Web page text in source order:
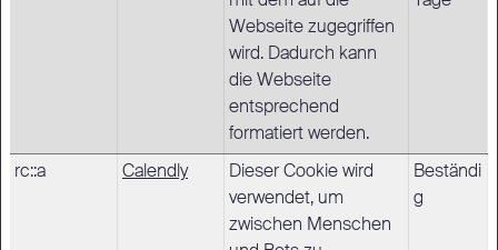
Webseite zugegriffen
wird. Dadurch kann
die Webseite
entsprechend
formatiert werden.
rc::a Calendly
Dieser Cookie wird
verwendet, um
zwischen Menschen
Beständi
g